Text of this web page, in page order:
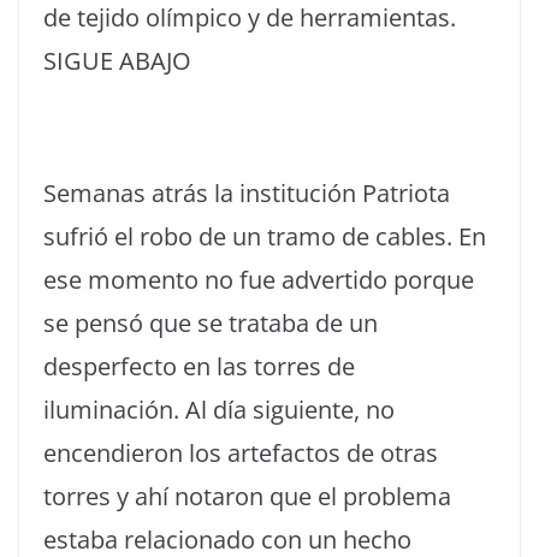
de tejido olímpico y de herramientas.
SIGUE ABAJO
Semanas atrás la institución Patriota
sufrió el robo de un tramo de cables. En
ese momento no fue advertido porque
se pensó que se trataba de un
desperfecto en las torres de
iluminación. Al día siguiente, no
encendieron los artefactos de otras
torres y ahí notaron que el problema
estaba relacionado con un hecho